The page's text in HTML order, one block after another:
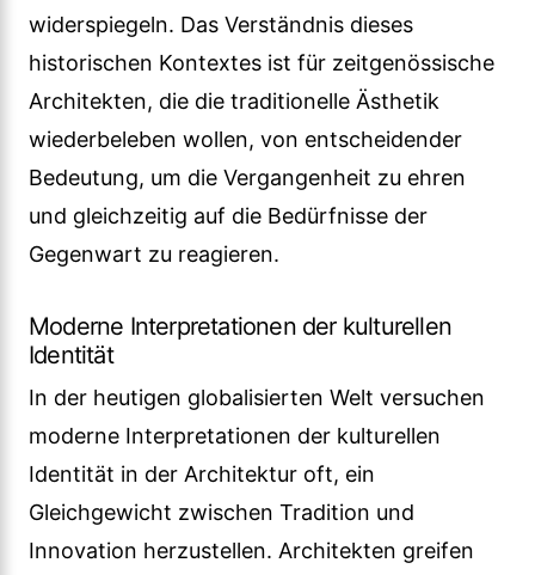
widerspiegeln. Das Verständnis dieses
historischen Kontextes ist für zeitgenössische
Architekten, die die traditionelle Ästhetik
wiederbeleben wollen, von entscheidender
Bedeutung, um die Vergangenheit zu ehren
und gleichzeitig auf die Bedürfnisse der
Gegenwart zu reagieren.
Moderne Interpretationen der kulturellen
Identität
In der heutigen globalisierten Welt versuchen
moderne Interpretationen der kulturellen
Identität in der Architektur oft, ein
Gleichgewicht zwischen Tradition und
Innovation herzustellen. Architekten greifen